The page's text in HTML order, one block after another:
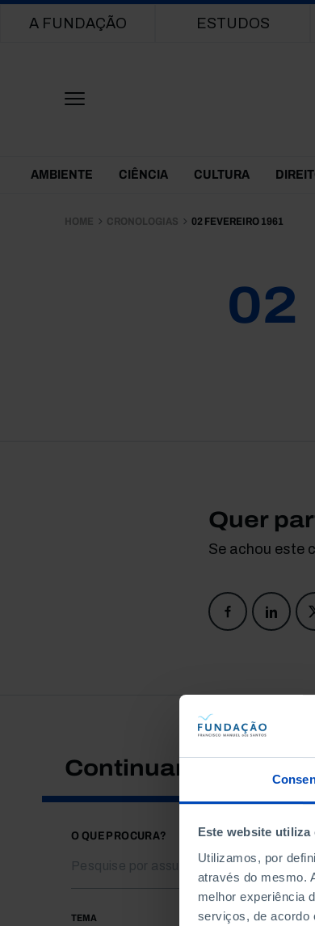
Este website utiliza
Utilizamos, por
através do mesmo.
melhor experiência
serviços, de acordo
Main navigation
A FUNDAÇÃO ESTUDOS
Themes Menu
AMBIENTE CIÊNCIA CULTURA
HOME CRONOLOGIAS 02 FEVEREIRO 1961
02
Quer
Se achou este
Continuar a
O QUE PROCURA?
TEMA